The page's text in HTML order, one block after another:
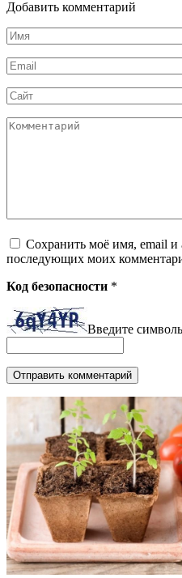
Добавить комментарий
Имя
*
Email
*
Сайт
Комментарий
Сохранить моё имя, email и
последующих моих
Код безопасности *
Введите